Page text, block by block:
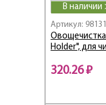
В наличии
Артикул: 98131
Holder", для
320.26 ₽